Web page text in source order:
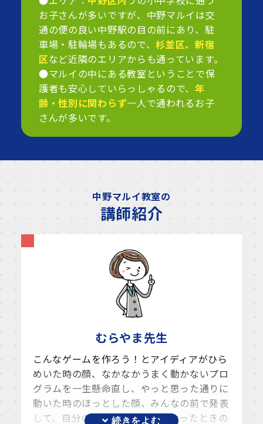
お子さんが多いですが、中野マルイは交
通の便の良い中野駅の目の前にあり、駐
車場・駐輪場もあるので、杉並区、新宿
区など近隣のエリアからも通っています。
●マルイの中にある教室ということで保
護者も安心していらっしゃるので、年
齢・性別に関わらず一人で通われるお子
さんが多いです。
中野マルイ教室の
講師紹介
むらやま先生
こんなゲームを作ろう！とアイディアがひら
めいた時の顔、なかなかうまく動かないプロ
グラムを一生懸命直し、やっと思った通りに
動いた時のほっとした顔、みんなの前で発表
して、自分のゲームが大人気になったときの